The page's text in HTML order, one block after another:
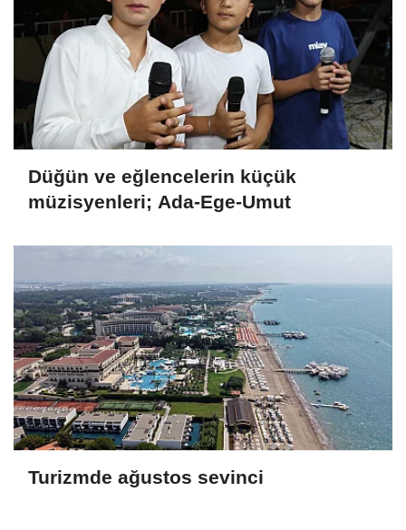
Düğün ve eğlencelerin küçük
müzisyenleri; Ada-Ege-Umut
Turizmde ağustos sevinci